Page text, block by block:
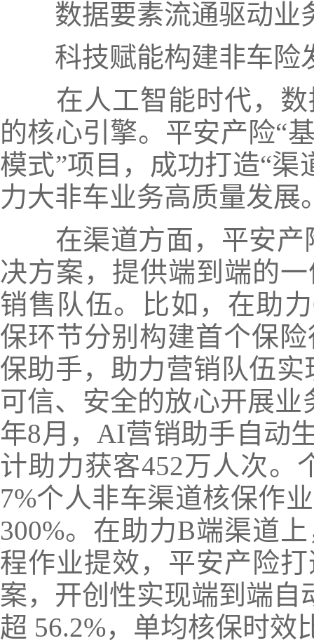
数据要素流通驱动业
科技赋能构建非车险
在人工智能时代，
的核心引擎。平安产险“
模式”项目，成功打造“
力大非车业务高质量发展
在渠道方面，平安
决方案，提供端到端的
销售队伍。
比如，在助
保环节分别构建首个保
保助手，助力营销队伍实
可信、安全的放心开展业
年8月，AI营销助手自动
计助力获客452万人次。
7%个人非车渠道核保作
300%。在助力B端渠道
程作业提效，平安产险
案，开创性实现端到端自
超 56.2%，单均核保时效